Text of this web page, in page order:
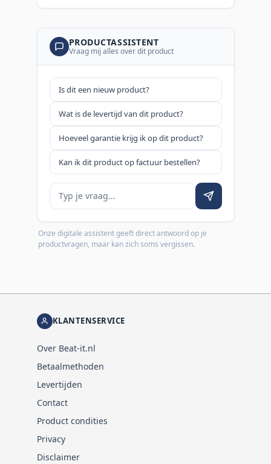
PRODUCTASSISTENT
Vraag mij alles over dit product
Is dit een nieuw product?
Wat is de levertijd van dit product?
Hoeveel garantie krijg ik op dit product?
Kan ik dit product op factuur bestellen?
Je vraag
Onze digitale assistent geeft direct antwoord op je
productvragen, maar kan zich soms vergissen.
KLANTENSERVICE
Over Beat-it.nl
Betaalmethoden
Levertijden
Contact
Product condities
Privacy
Disclaimer